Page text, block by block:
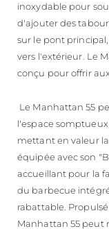
inoxydable pour
d'ajouter des
sur le pont
vers l'extérieur. Le
conçu pour offrir
Le Manhattan 55
l'espace
mettant en valeur
équipée avec son
accueillant pour la
du barbecue
rabattable.
Manhattan 55 peut